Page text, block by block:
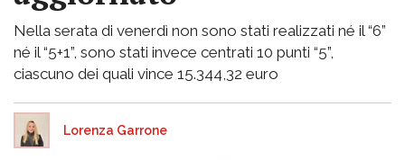
Nella serata di venerdì non sono stati realizzati né il “6”
né il “5+1”, sono stati invece centrati 10 punti “5”,
ciascuno dei quali vince 15.344,32 euro
Lorenza Garrone